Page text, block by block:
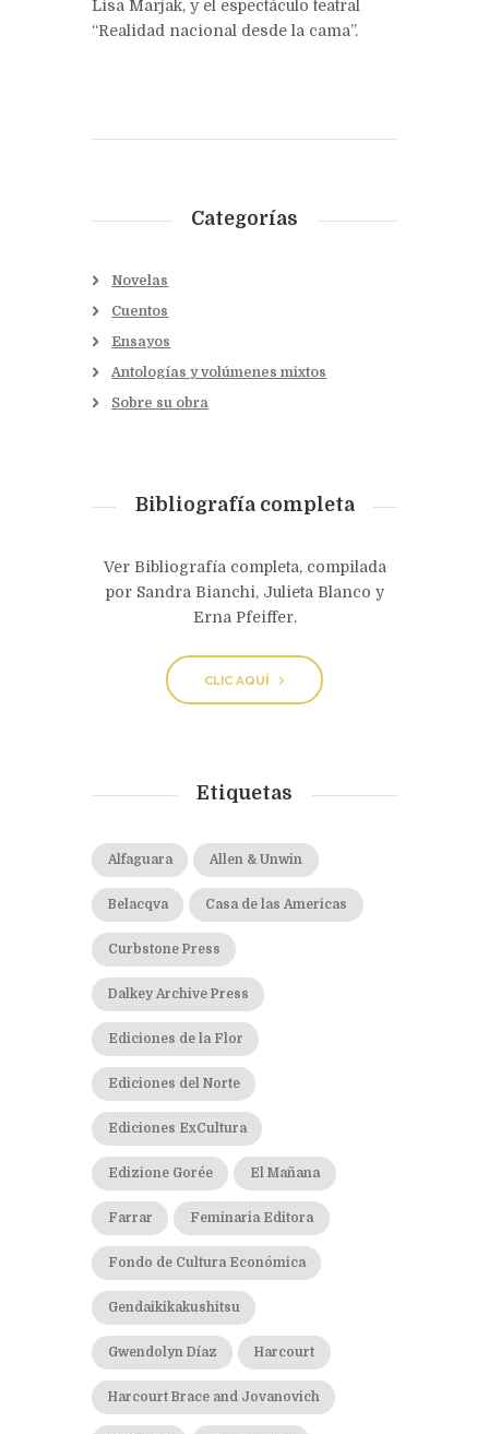
Lisa Marjak, y el espectáculo teatral
“Realidad nacional desde la cama”.
Categorías
Novelas
Cuentos
Ensayos
Antologías y volúmenes mixtos
Sobre su obra
Bibliografía completa
Ver Bibliografía completa, compilada
por Sandra Bianchi, Julieta Blanco y
Erna Pfeiffer.
CLIC AQUÍ
Etiquetas
Alfaguara Allen & Unwin
Belacqva Casa de las Americas
Curbstone Press
Dalkey Archive Press
Ediciones de la Flor
Ediciones del Norte
Ediciones ExCultura
Edizione Gorée El Mañana
Farrar Feminaria Editora
Fondo de Cultura Económica
Gendaikikakushitsu
Gwendolyn Díaz Harcourt
Harcourt Brace and Jovanovich